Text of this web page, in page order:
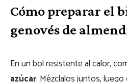
Cómo preparar el
genovés de
En un bol resistente al calor,
azúcar. Mézclalos juntos,